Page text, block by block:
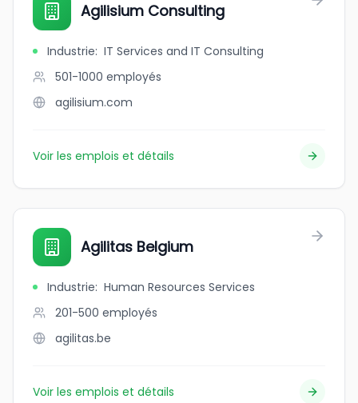
Agilisium Consulting
Industrie: IT Services and IT Consulting
501-1000 employés
agilisium.com
Voir les emplois et détails
Agilitas Belgium
Industrie: Human Resources Services
201-500 employés
agilitas.be
Voir les emplois et détails